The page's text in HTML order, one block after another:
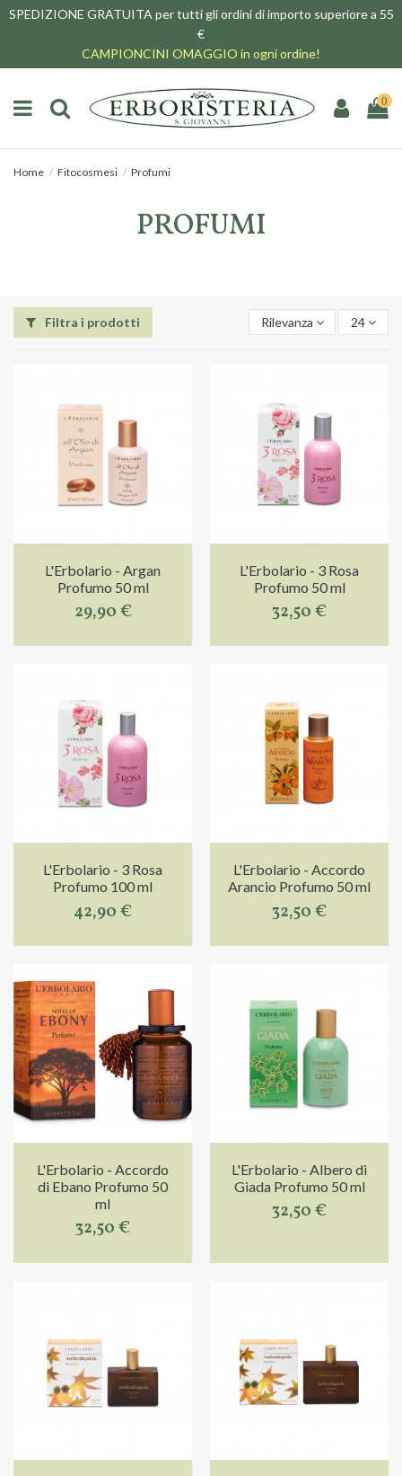
SPEDIZIONE GRATUITA per tutti gli ordini di importo superiore a 55
€
CAMPIONCINI OMAGGIO in ogni ordine!
0
Home Fitocosmesi Profumi
PROFUMI
Filtra i prodotti Rilevanza 24
L'Erbolario - Argan
Profumo 50 ml
29,90 €
L'Erbolario - 3 Rosa
Profumo 50 ml
32,50 €
L'Erbolario - 3 Rosa
Profumo 100 ml
42,90 €
L'Erbolario - Accordo
Arancio Profumo 50 ml
32,50 €
L'Erbolario - Accordo
di Ebano Profumo 50
ml
32,50 €
L'Erbolario - Albero di
Giada Profumo 50 ml
32,50 €